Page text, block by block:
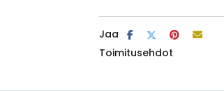
Jaa
Toimitusehdot